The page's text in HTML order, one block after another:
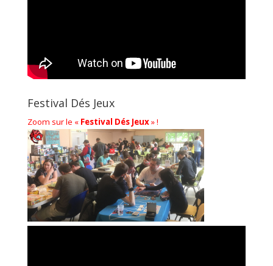
Festival Dés Jeux
Zoom sur le « Festival Dés Jeux» !